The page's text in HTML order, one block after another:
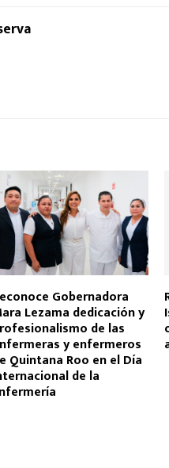
Gobernadora
Lezama dedicación y
de las
y enfermeros
Quintana Roo en el Día
de la